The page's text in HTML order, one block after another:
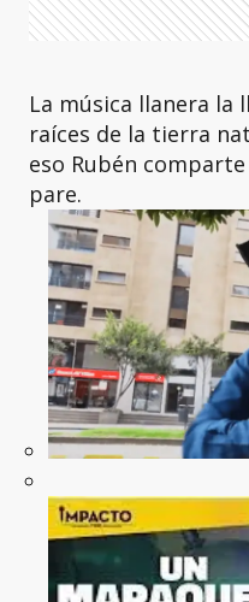
La música llanera la
raíces de la tierra
eso Rubén
pare.